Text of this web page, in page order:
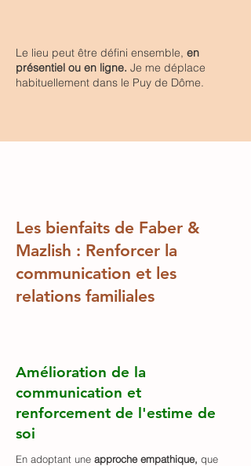
Le lieu peut être défini ensemble, en
présentiel ou en ligne. Je me déplace
habituellement dans le Puy de Dôme.
Les bienfaits de Faber &
Mazlish : Renforcer la
communication et les
relations familiales
Amélioration de la
communication et
renforcement de l'estime de
soi
En adoptant une approche empathique, que